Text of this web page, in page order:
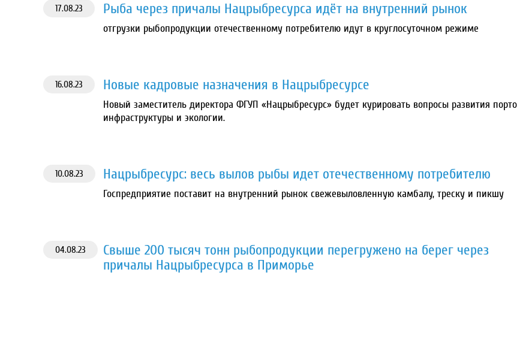
17.08.23 Рыба через причалы Нацрыбресурса идёт на внутренний рынок
отгрузки рыбопродукции отечественному потребителю идут в круглосуточном режиме
16.08.23 Новые кадровые назначения в Нацрыбресурсе
Новый заместитель директора ФГУП «Нацрыбресурс» будет курировать вопросы развития
инфраструктуры и экологии.
10.08.23 Нацрыбресурс: весь вылов рыбы идет отечественному потребителю
Госпредприятие поставит на внутренний рынок свежевыловленную камбалу, треску и пикшу
04.08.23
Свыше 200 тысяч тонн рыбопродукции перегружено на берег через
причалы Нацрыбресурса в Приморье